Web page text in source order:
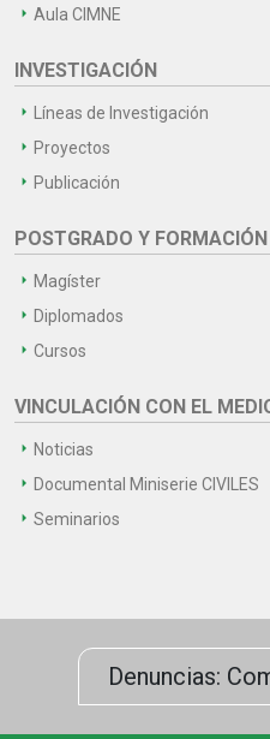
Aula CIMNE
INVESTIGACIÓN
Líneas de Investigación
Proyectos
Publicación
POSTGRADO Y
Magíster
Diplomados
Cursos
VINCULACIÓN CON EL
Noticias
Documental Miniserie CIVILES
Seminarios
Denuncias: